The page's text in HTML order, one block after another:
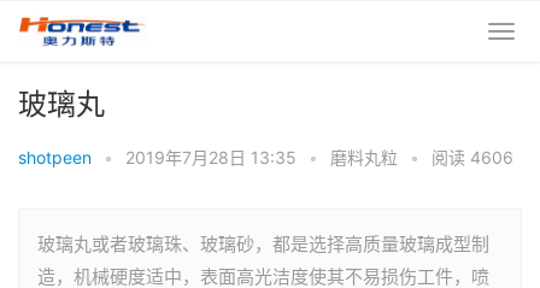
玻璃丸
shotpeen • 2019年7月28日 13:35 • 磨料丸粒 • 阅读 4606
玻璃丸或者玻璃珠、玻璃砂，都是选择高质量玻璃成型制
造，机械硬度适中，表面高光洁度使其不易损伤工件，喷